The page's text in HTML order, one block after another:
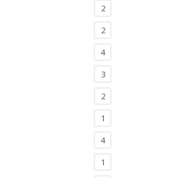
2
2
4
3
2
1
4
1